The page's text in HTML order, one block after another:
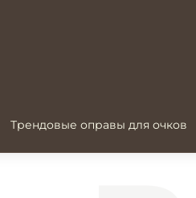
Трендовые оправы для очков